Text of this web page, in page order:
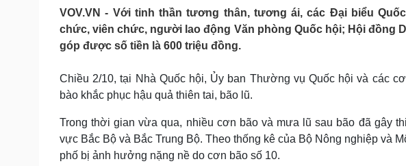
Pháp luật
Vụ án
Tin nóng
Tư vấn luật
Quân sự - Quốc phòng
Vũ khí
Việt Nam
Phân tích
Thể thao
Bóng đá
Lịch thi đấu
Hậu trường
Dinh dưỡng - món ngon
Cây thuốc
Sản phụ khoa
Nhà đẹp
Blog
Tình yêu - Gia đình
Sân khấu -
Văn học
VOV.VN - Với tinh thần tương thân, tương ái, các Đại biểu
chức, viên chức, người lao động Văn phòng Quốc hội; Hội đồng
góp được số tiền là 600 triệu đồng.
Chiều 2/10, tại Nhà Quốc hội, Ủy ban Thường vụ Quốc hội và các
bào khắc phục hậu quả thiên tai, bão lũ.
Trong thời gian vừa qua, nhiều cơn bão và mưa lũ sau bão đã gây
vực Bắc Bộ và Bắc Trung Bộ. Theo thống kê của Bộ Nông nghiệp và
phố bị ảnh hưởng nặng nề do cơn bão số 10.